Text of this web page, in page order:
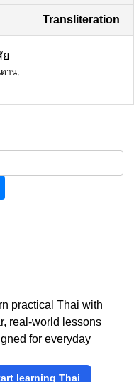
Transliteration
าน,
practical Thai with
real-world lessons
for everyday
learning Thai